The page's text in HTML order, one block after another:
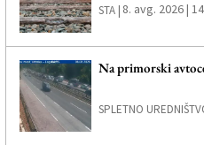
STA | 8. avg. 2026 |
Na primorski
SPLETNO